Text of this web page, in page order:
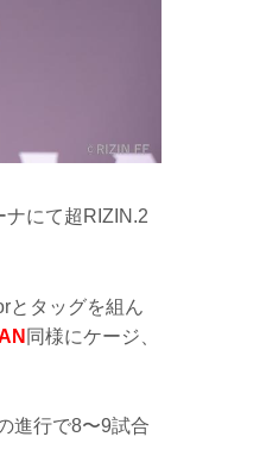
にて超RIZIN.2
とタッグを組ん
同様にケージ、
進行で8〜9試合